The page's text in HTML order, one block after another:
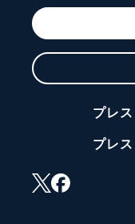
プレ
プレ